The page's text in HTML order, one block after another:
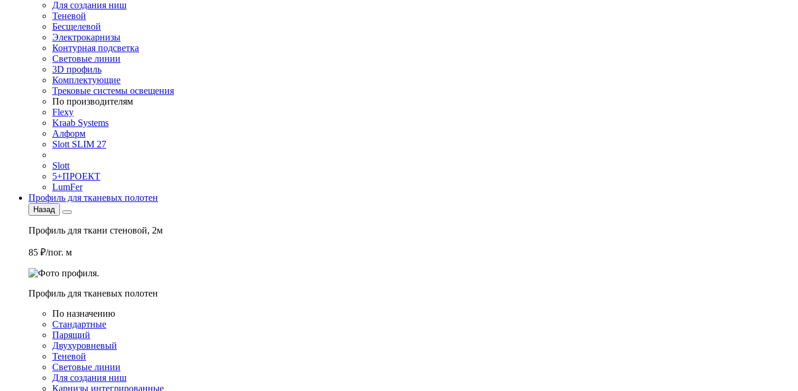
Для создания ниш
Теневой
Бесщелевой
Электрокарнизы
Контурная подсветка
Световые линии
3D профиль
Комплектующие
Трековые системы освещения
По производителям
Flexy
Kraab Systems
Алформ
Slott SLIM 27
Slott
5+ПРОЕКТ
LumFer
Профиль для тканевых полотен
Назад
Профиль для ткани стеновой, 2м
85 ₽/пог. м
Профиль для тканевых полотен
По назначению
Стандартные
Парящий
Двухуровневый
Теневой
Световые линии
Для создания ниш
Карнизы интегрированные